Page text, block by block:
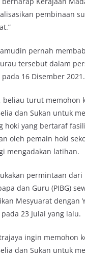
pembinaan
pernah
tersebut dalam
16 Disember 2021.
beliau turut memohon
dan Sukan untuk
hoki yang bertaraf
oleh pemain hoki
mengadakan latihan.
permintaan dari
dan Guru (PIBG)
Mesyuarat dengan
pada 23 Julai yang lalu.
ingin memohon
dan Sukan untuk